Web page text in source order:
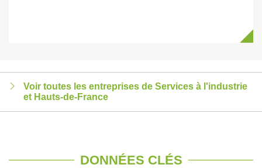
Voir toutes les entreprises de Services à l'industrie
et Hauts-de-France
DONNÉES CLÉS